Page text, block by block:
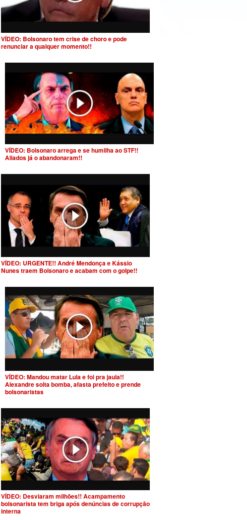
VÍDEO: Bolsonaro tem crise de choro e pode
renunciar a qualquer momento!!
VÍDEO: Bolsonaro arrega e se humilha ao STF!!
Aliados já o abandonaram!!
VÍDEO: URGENTE!! André Mendonça e Kássio
Nunes traem Bolsonaro e acabam com o golpe!!
VÍDEO: Mandou matar Lula e foi pra jaula!!
Alexandre solta bomba, afasta prefeito e prende
bolsonaristas
VÍDEO: Desviaram milhões!! Acampamento
bolsonarista tem briga após denúncias de corrupção
interna